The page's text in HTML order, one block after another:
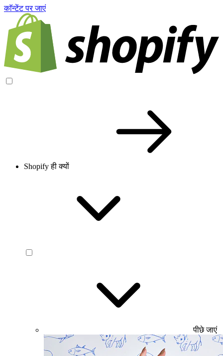
काॅन्टेंट पर जाएं
Shopify ही क्यों
पीछे जाएं